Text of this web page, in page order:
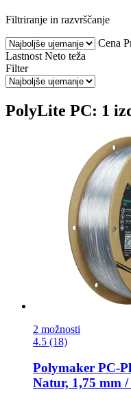
Filtriranje in razvrščanje
Cena
Lastnost Neto teža
Filter
PolyLite PC: 1
2 možnosti
4.5 (18)
Polymaker PC-​
Natur, 1,75 mm /